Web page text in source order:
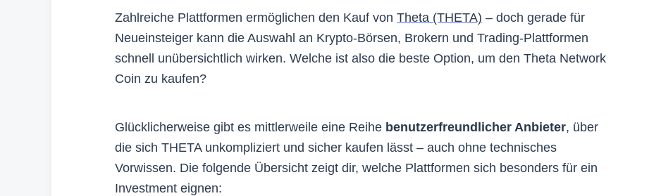
1. Affiliate-Links und Provisionen 💰
Wir erhalten Vergütungen durch Affiliate-Links, wenn Du Produkte oder
Zahlreiche Plattformen ermöglichen den Kauf von Theta (THETA) – doch gerade für
Neueinsteiger kann die Auswahl an Krypto-Börsen, Brokern und Trading-Plattformen
schnell unübersichtlich wirken. Welche ist also die beste Option, um den Theta Network
Coin zu kaufen?
Glücklicherweise gibt es mittlerweile eine Reihe benutzerfreundlicher Anbieter, über
die sich THETA unkompliziert und sicher kaufen lässt – auch ohne technisches
Vorwissen. Die folgende Übersicht zeigt dir, welche Plattformen sich besonders für ein
Investment eignen: